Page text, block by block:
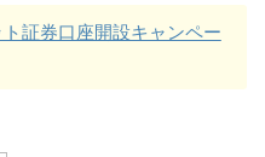
ト証券口座開設キャンペー